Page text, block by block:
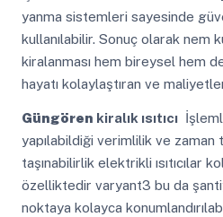
yanma sistemleri sayesinde
kullanılabilir. Sonuç olarak nem
kiralanması hem bireysel hem
hayatı kolaylaştıran ve
Güngören kiralık ısıtıcı
yapılabildiği verimlilik ve zaman
taşınabilirlik elektrikli ısıtıcılar
özelliktedir varyant3 bu da
noktaya kolayca